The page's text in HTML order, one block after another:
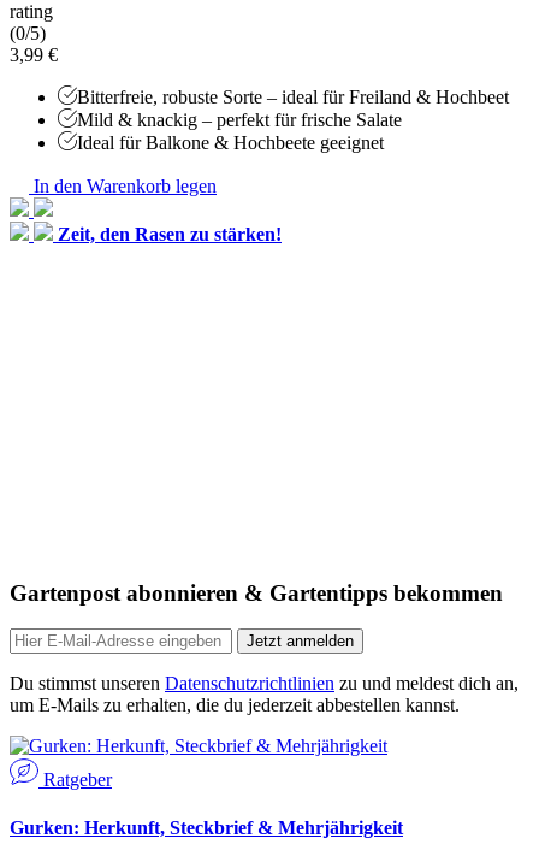
(0/5)
3,99 €
Bitterfreie, robuste Sorte – ideal für Freiland & Hochbeet
Mild & knackig – perfekt für frische Salate
Ideal für Balkone & Hochbeete geeignet
In den Warenkorb legen
Zeit, den Rasen zu stärken!
Gartenpost abonnieren & Gartentipps bekommen
Jetzt anmelden
Du stimmst unseren Datenschutzrichtlinien zu und meldest dich an,
um E-Mails zu erhalten, die du jederzeit abbestellen kannst.
Ratgeber
Gurken: Herkunft, Steckbrief & Mehrjährigkeit